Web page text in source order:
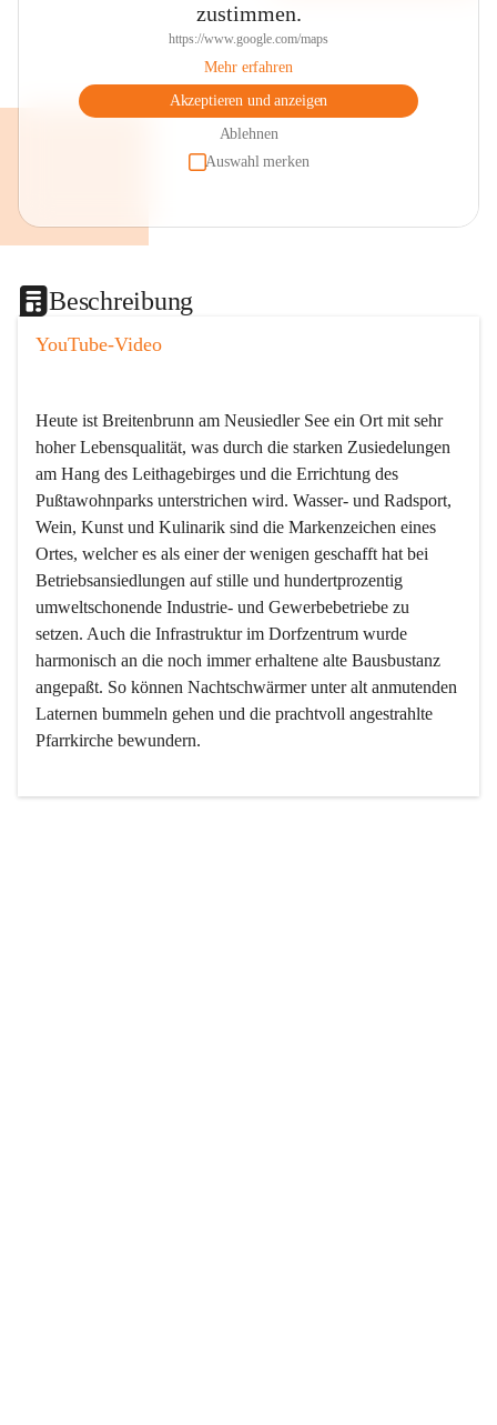
zustimmen.
https://www.google.com/maps
Mehr erfahren
Akzeptieren und anzeigen
Ablehnen
Auswahl merken
Beschreibung
YouTube-Video
Heute ist Breitenbrunn am Neusiedler See ein Ort mit sehr
hoher Lebensqualität, was durch die starken Zusiedelungen
am Hang des Leithagebirges und die Errichtung des
Pußtawohnparks unterstrichen wird. Wasser- und Radsport,
Wein, Kunst und Kulinarik sind die Markenzeichen eines
Ortes, welcher es als einer der wenigen geschafft hat bei
Betriebsansiedlungen auf stille und hundertprozentig
umweltschonende Industrie- und Gewerbebetriebe zu
setzen. Auch die Infrastruktur im Dorfzentrum wurde
harmonisch an die noch immer erhaltene alte Bausbustanz
angepaßt. So können Nachtschwärmer unter alt anmutenden
Laternen bummeln gehen und die prachtvoll angestrahlte
Pfarrkirche bewundern.
Der Weinbau dominert heute nicht mehr, ist aber integrativer